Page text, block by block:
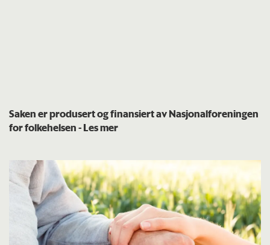
Saken er produsert og finansiert avNasjonalforeningen
for folkehelsen- Les mer